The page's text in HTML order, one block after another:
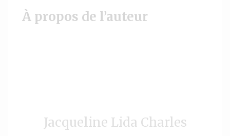
À propos de l’auteur
Jacqueline Lida Charles